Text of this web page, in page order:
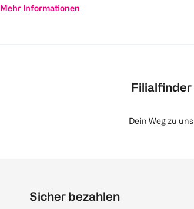
Mehr Informationen
Filialfinder
Dein Weg zu uns
Sicher bezahlen